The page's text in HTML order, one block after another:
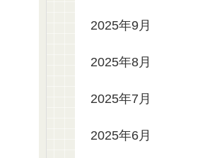
2025年9月
2025年8月
2025年7月
2025年6月